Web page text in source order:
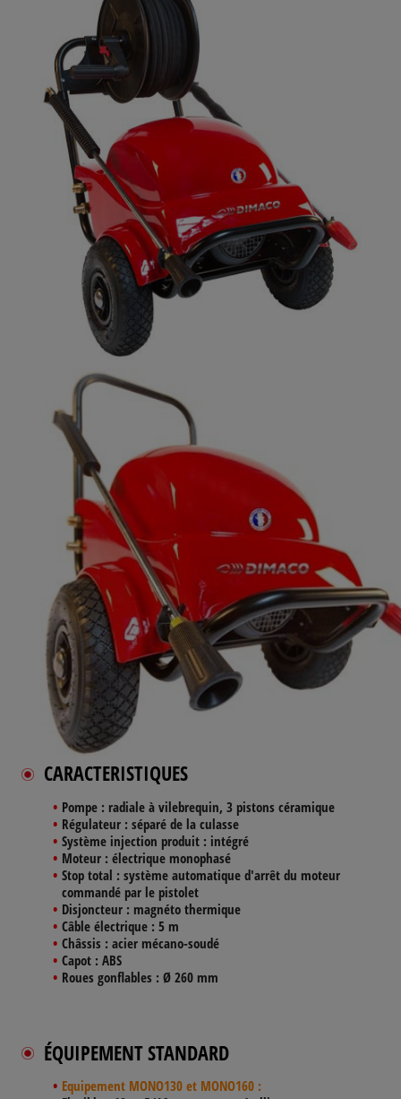
CARACTERISTIQUES
Pompe : radiale à vilebrequin, 3 pistons céramique
Régulateur : séparé de la culasse
Système injection produit : intégré
Moteur : électrique monophasé
Stop total : système automatique d'arrêt du moteur
commandé par le pistolet
Disjoncteur : magnéto thermique
Câble électrique : 5 m
Châssis : acier mécano-soudé
Capot : ABS
Roues gonflables : Ø 260 mm
ÉQUIPEMENT STANDARD
Equipement MONO130 et MONO160 :